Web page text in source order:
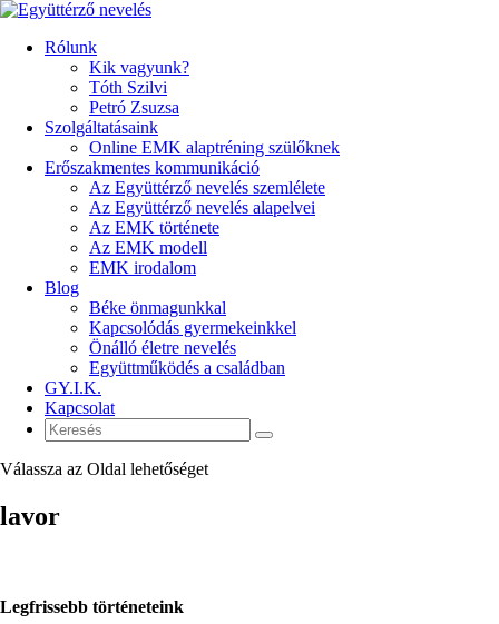
Rólunk
Kik vagyunk?
Tóth Szilvi
Petró Zsuzsa
Szolgáltatásaink
Online EMK alaptréning szülőknek
Erőszakmentes kommunikáció
Az Együttérző nevelés szemlélete
Az Együttérző nevelés alapelvei
Az EMK története
Az EMK modell
EMK irodalom
Blog
Béke önmagunkkal
Kapcsolódás gyermekeinkkel
Önálló életre nevelés
Együttműködés a családban
GY.I.K.
Kapcsolat
Válassza az Oldal lehetőséget
lavor
Legfrissebb történeteink